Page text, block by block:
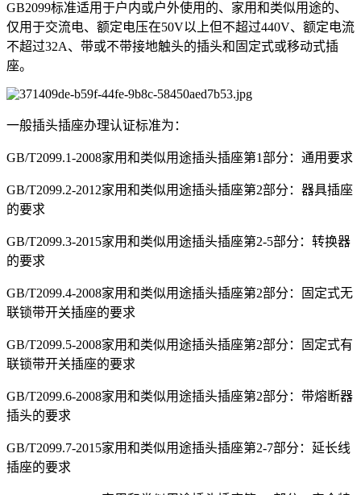
GB2099标准适用于户内或户外使用的、家用和类似用途的、
仅用于交流电、额定电压在50V以上但不超过440V、额定电流
不超过32A、带或不带接地触头的插头和固定式或移动式插
座。
一般插头插座办理认证标准为：
GB/T2099.1-2008家用和类似用途插头插座第1部分：通用要求
GB/T2099.2-2012家用和类似用途插头插座第2部分：器具插座
的要求
GB/T2099.3-2015家用和类似用途插头插座第2-5部分：转换器
的要求
GB/T2099.4-2008家用和类似用途插头插座第2部分：固定式无
联锁带开关插座的要求
GB/T2099.5-2008家用和类似用途插头插座第2部分：固定式有
联锁带开关插座的要求
GB/T2099.6-2008家用和类似用途插头插座第2部分：带熔断器
插头的要求
GB/T2099.7-2015家用和类似用途插头插座第2-7部分：延长线
插座的要求